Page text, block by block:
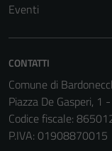
Eventi
CONTATTI
Comune di
Piazza De Gasperi, 1
Codice fiscale:
P.IVA: 01908870015